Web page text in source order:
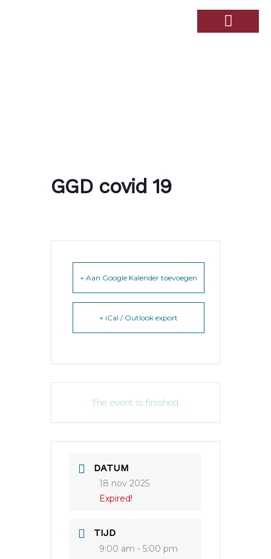
GGD covid 19
+ Aan Google Kalender toevoegen
+ iCal / Outlook export
The event is finished.
DATUM
18 nov 2025
Expired!
TIJD
9:00 am - 5:00 pm